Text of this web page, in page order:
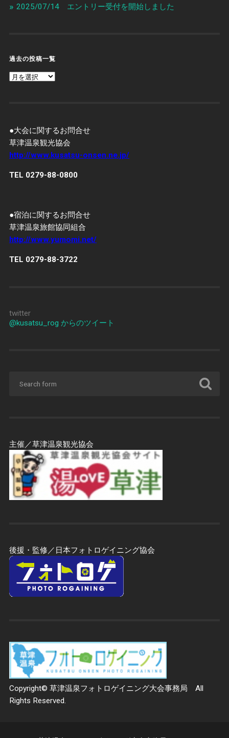
2025/07/14 エントリー受付を開始しました
過去の投稿一覧
過
去
●大会に関するお問合せ
草津温泉観光協会
http://www.kusatsu-onsen.ne.jp/
TEL 0279-88-0800
●宿泊に関するお問合せ
草津温泉旅館協同組合
http://www.yumomi.net/
TEL 0279-88-3722
twitter
@kusatsu_rog からのツイート
主催／草津温泉観光協会
後援・監修／日本フォトロゲイニング協会
Copyright© 草津温泉フォトロゲイニング大会事務局 All
Rights Reserved.